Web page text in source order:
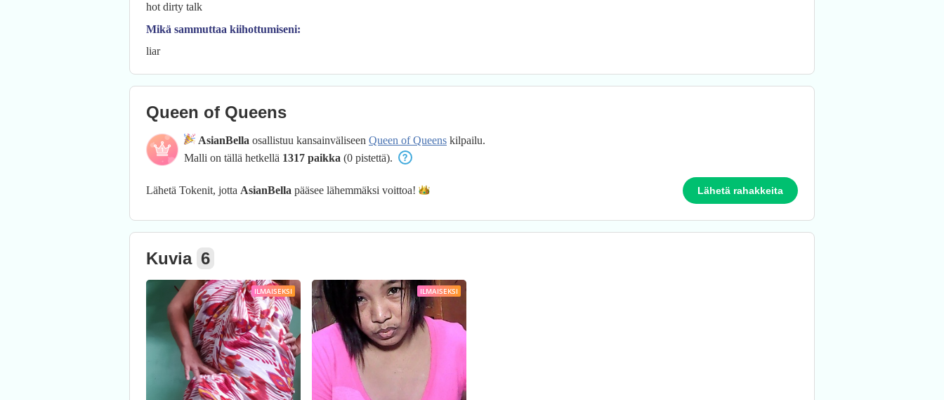
hot dirty talk
Mikä sammuttaa kiihottumiseni:
liar
Queen of Queens
AsianBella osallistuu kansainväliseen Queen of Queens kilpailu.
Malli on tällä hetkellä 1317 paikka (0 pistettä).
Lähetä Tokenit, jotta AsianBella pääsee lähemmäksi voittoa! Lähetä rahakkeita
Kuvia 6
ILMAISEKSI ILMAISEKSI